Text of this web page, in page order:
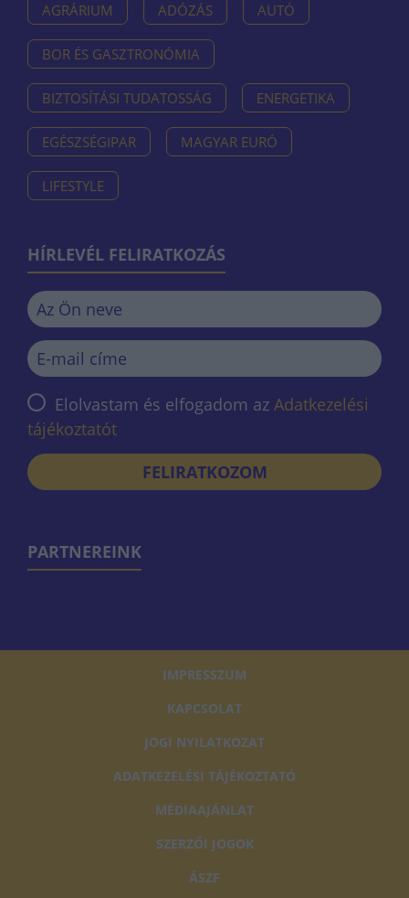
AGRÁRIUM ADÓZÁS AUTÓ
BOR ÉS GASZTRONÓMIA
BIZTOSÍTÁSI TUDATOSSÁG ENERGETIKA
EGÉSZSÉGIPAR MAGYAR EURÓ
LIFESTYLE
HÍRLEVÉL FELIRATKOZÁS
Elolvastam és elfogadom az Adatkezelési
tájékoztatót
FELIRATKOZOM
PARTNEREINK
IMPRESSZUM
KAPCSOLAT
JOGI NYILATKOZAT
ADATKEZELÉSI TÁJÉKOZTATÓ
MÉDIAAJÁNLAT
SZERZŐI JOGOK
ÁSZF